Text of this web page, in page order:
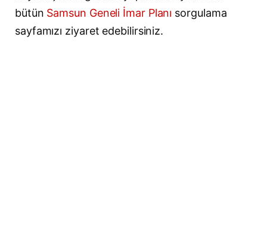
bütün Samsun Geneli İmar Planı sorgulama
sayfamızı ziyaret edebilirsiniz.